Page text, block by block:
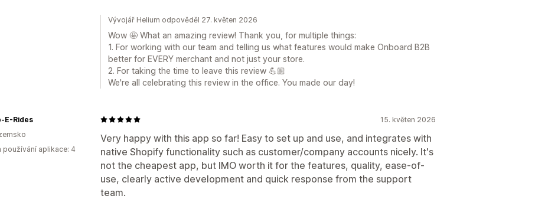
Vývojář Helium odpověděl 27. květen 2026
Wow 🤩 What an amazing review! Thank you, for multiple things:
1. For working with our team and telling us what features would make Onboard B2B
better for EVERY merchant and not just your store.
2. For taking the time to leave this review 💪🏼
We're all celebrating this review in the office. You made our day!
15. květen 2026
Very happy with this app so far! Easy to set up and use, and integrates with
native Shopify functionality such as customer/company accounts nicely. It's
not the cheapest app, but IMO worth it for the features, quality, ease-of-
use, clearly active development and quick response from the support
team.
E-Rides
používání aplikace: 4